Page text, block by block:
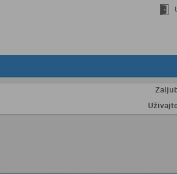
Zaljubite
Uživajte u